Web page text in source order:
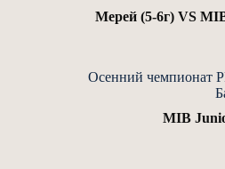
Мерей (5-6г) VS
Осенний чемпионат
MIB